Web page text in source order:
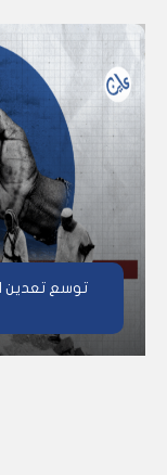
توسع تعدين